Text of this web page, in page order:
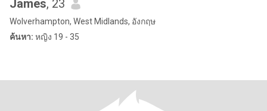
James, 23
Wolverhampton, West Midlands, อังกฤษ
ค้นหา: หญิง 19 - 35